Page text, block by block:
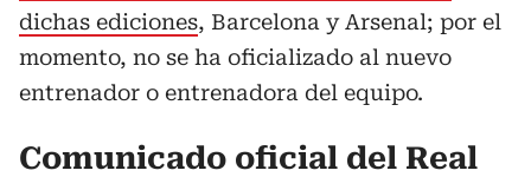
dichas ediciones, Barcelona y Arsenal; por el
momento, no se ha oficializado al nuevo
entrenador o entrenadora del equipo.
Comunicado oficial del Real